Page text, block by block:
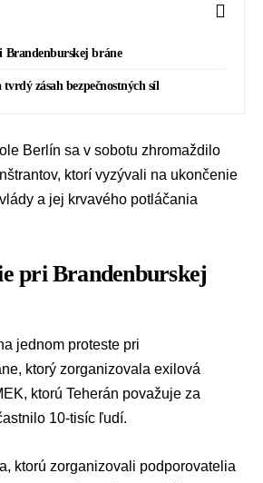
Brandenburskej bráne
zásah bezpečnostných síl
Berlín sa v sobotu zhromaždilo
, ktorí vyzývali na ukončenie
a jej krvavého potláčania
pri Brandenburskej
jednom proteste pri
ktorý zorganizovala exilová
ktorú Teherán považuje za
10-tisíc ľudí.
ktorú zorganizovali podporovatelia